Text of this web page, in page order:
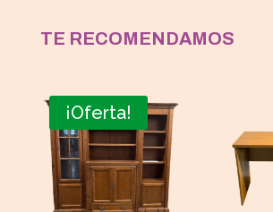
TE RECOMENDAMOS
¡Oferta!